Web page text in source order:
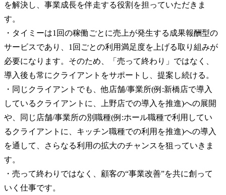
を解決し、事業成長を伴走する役割を担っていただきま
す。
・タイミーは1回の稼働ごとに売上が発生する成果報酬型の
サービスであり、1回ごとの利用満足度を上げる取り組みが
必要になります。そのため、「売って終わり」ではなく、
導入後も常にクライアントをサポートし、提案し続ける。
・同じクライアントでも、他店舗/事業所(例:新橋店で導入
しているクライアントに、上野店での導入を推進)への展開
や、同じ店舗/事業所の別職種(例:ホール職種で利用してい
るクライアントに、キッチン職種での利用を推進)への導入
を通して、さらなる利用の拡大のチャンスを狙っていきま
す。
・売って終わりではなく、顧客の“事業改善”を共に創って
いく仕事です。